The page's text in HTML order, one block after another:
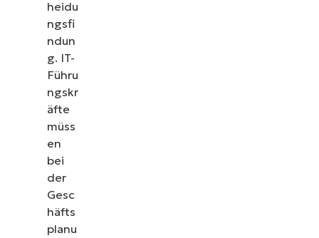
heidu
ngsfi
ndun
g. IT-
Führu
ngskr
äfte
müss
en
bei
der
Gesc
häfts
planu